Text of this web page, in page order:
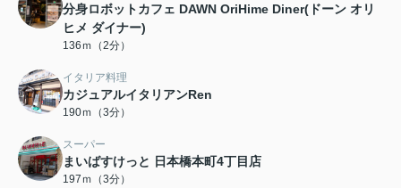
分身ロボットカフェ DAWN OriHime Diner(ドーン オリ
ヒメ ダイナー)
136ｍ（2分）
イタリア料理
カジュアルイタリアンRen
190ｍ（3分）
スーパー
まいばすけっと 日本橋本町4丁目店
197ｍ（3分）